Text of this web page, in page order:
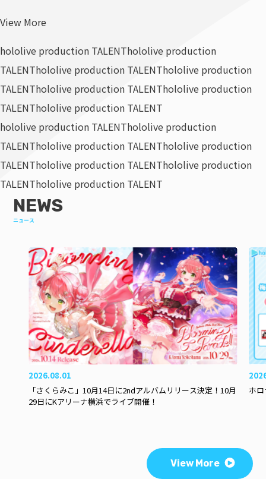
View More
hololive production TALENThololive production
TALENThololive production TALENThololive production
TALENThololive production TALENThololive production
TALENThololive production TALENT
hololive production TALENThololive production
TALENThololive production TALENThololive production
TALENThololive production TALENThololive production
TALENThololive production TALENT
NEWS
ニュース
2026.08.01
「さくらみこ」10月14日に2ndアルバムリリース決定！10月
29日にKアリーナ横浜でライブ開催！
ホ
View More